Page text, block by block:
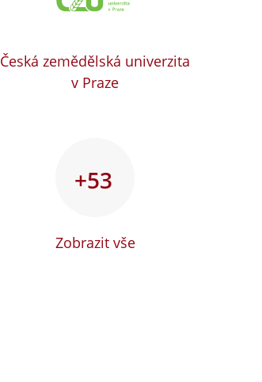
Česká zemědělská univerzita
v Praze
+53
Zobrazit vše